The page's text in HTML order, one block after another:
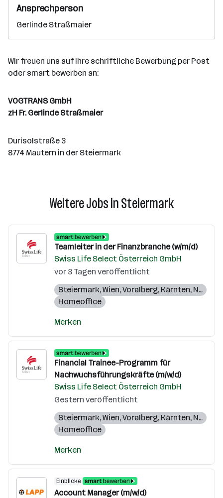
Ansprechperson
Gerlinde Straßmaier
Wir freuen uns auf Ihre schriftliche Bewerbung per Post
oder smart bewerben an:
VOGTRANS GmbH
zH Fr. Gerlinde Straßmaier
Durisolstraße 3
8774 Mautern in der Steiermark
Weitere Jobs in Steiermark
Teamleiter in der Finanzbranche (w/m/d)
Swiss Life Select Österreich GmbH
vor 3 Tagen veröffentlicht
Steiermark,Wien,Voralberg, Kärnten, Niederösterreich
Homeoffice
Merken
Financial Trainee-Programm für
Nachwuchsführungskräfte (m/w/d)
Swiss Life Select Österreich GmbH
Gestern veröffentlicht
Steiermark,Wien,Voralberg, Kärnten, Niederösterreich
Homeoffice
Merken
Einblicke
Account Manager (m/w/d)